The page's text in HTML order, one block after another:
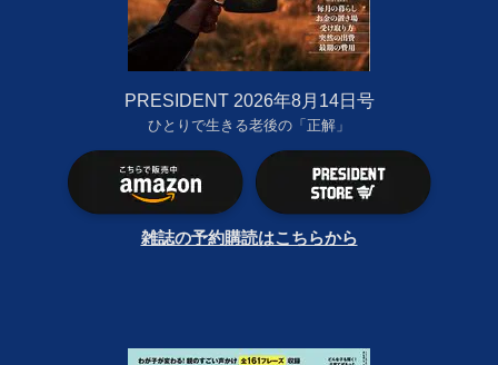
PRESIDENT 2026年8月14日号
ひとりで生きる老後の「正解」
雑誌の予約購読はこちらから